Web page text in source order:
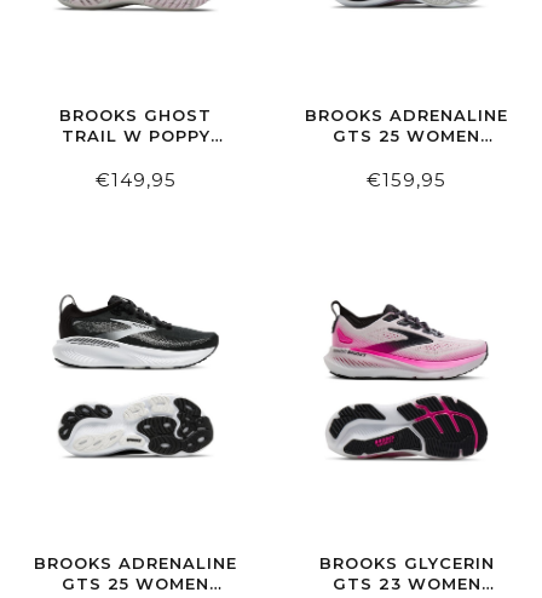
BROOKS GHOST
TRAIL W POPPY
€149,95
BROOKS ADRENALINE
GTS 25 WOMEN
OYSTER/PINK/GREEN
€159,95
BROOKS ADRENALINE
GTS 25 WOMEN
BROOKS GLYCERIN
GTS 23 WOMEN